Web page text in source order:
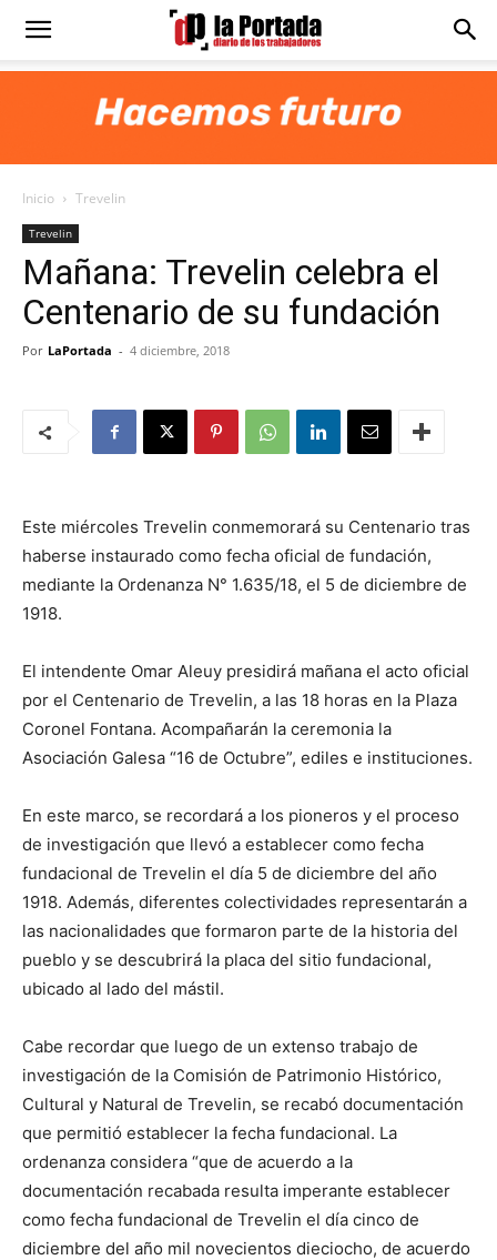
Diario
Portada
Inicio Trevelin
Trevelin
Mañana: Trevelin celebra el
Centenario de su fundación
Por LaPortada - 4 diciembre, 2018
Este miércoles Trevelin conmemorará su Centenario tras
haberse instaurado como fecha oficial de fundación,
mediante la Ordenanza N° 1.635/18, el 5 de diciembre de
1918.
El intendente Omar Aleuy presidirá mañana el acto oficial
por el Centenario de Trevelin, a las 18 horas en la Plaza
Coronel Fontana. Acompañarán la ceremonia la
Asociación Galesa “16 de Octubre”, ediles e instituciones.
En este marco, se recordará a los pioneros y el proceso
de investigación que llevó a establecer como fecha
fundacional de Trevelin el día 5 de diciembre del año
1918. Además, diferentes colectividades representarán a
las nacionalidades que formaron parte de la historia del
pueblo y se descubrirá la placa del sitio fundacional,
ubicado al lado del mástil.
Cabe recordar que luego de un extenso trabajo de
investigación de la Comisión de Patrimonio Histórico,
Cultural y Natural de Trevelin, se recabó documentación
que permitió establecer la fecha fundacional. La
ordenanza considera “que de acuerdo a la
documentación recabada resulta imperante establecer
como fecha fundacional de Trevelin el día cinco de
diciembre del año mil novecientos dieciocho, de acuerdo